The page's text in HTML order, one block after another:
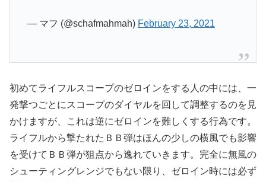
— マフ (@schafmahmah) February 23, 2021
初めてライフルスコープのゼロインをする人の中には、一
発撃つごとにスコープのダイヤルを回して調整するのを見
かけますが、これは逆にゼロインを難しくする行為です。
ライフルから撃たれたＢＢ弾はほんの少しの横風でも影響
を受けてＢＢ弾が狙点から逸れていきます。完全に無風の
シューティングレンジでもない限り、ゼロイン時には必ず